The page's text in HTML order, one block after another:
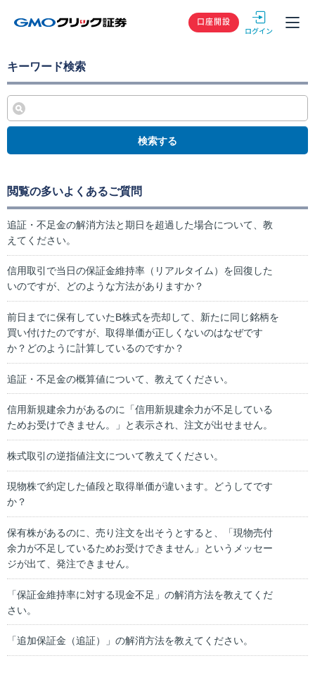
GMOクリック
口座開設
キーワード検索
検索する
閲覧の多いよくあるご質問
追証・不足金の解消方法と期日を超過した場合について、教
えてください。
信用取引で当日の保証金維持率（リアルタイム）を回復した
いのですが、どのような方法がありますか？
前日までに保有していたB株式を売却して、新たに同じ銘柄を
買い付けたのですが、取得単価が正しくないのはなぜです
か？どのように計算しているのですか？
追証・不足金の概算値について、教えてください。
信用新規建余力があるのに「信用新規建余力が不足している
ためお受けできません。」と表示され、注文が出せません。
株式取引の逆指値注文について教えてください。
現物株で約定した値段と取得単価が違います。どうしてです
か？
保有株があるのに、売り注文を出そうとすると、「現物売付
余力が不足しているためお受けできません」というメッセー
ジが出て、発注できません。
「保証金維持率に対する現金不足」の解消方法を教えてくだ
さい。
「追加保証金（追証）」の解消方法を教えてください。